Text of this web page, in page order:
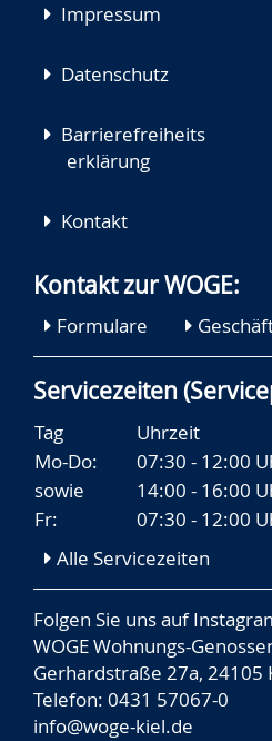
Impressum
Datenschutz
Barrierefreiheits
erklärung
Kontakt
Kontakt zur WOGE:
Formulare
Servicezeiten
Tag
Uhrzeit
Mo-Do:
07:30 - 12:00
sowie
14:00 - 16:00
Fr:
07:30 - 12:00
Alle Servicezeiten
Folgen Sie uns auf
WOGE Wohnungs-
Gerhardstraße 27a, 24105
Telefon: 0431 57067-0
info@woge-kiel.de